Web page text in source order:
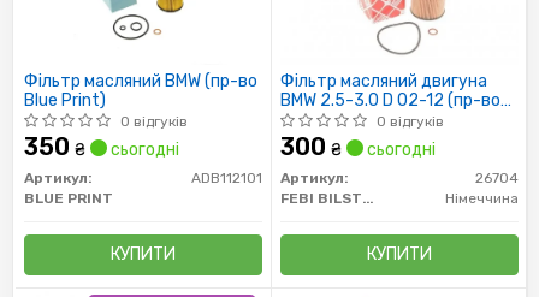
Фільтр масляний BMW (пр-во
Blue Print)
0 відгуків
350 ₴ сьогодні
Артикул:
ADB112101
BLUE PRINT
КУПИТИ
Фільтр масляний двигуна
BMW 2.5-3.0 D 02-12 (пр-во
FEBI)
0 відгуків
300 ₴ сьогодні
Артикул:
26704
FEBI BILSTEIN
Німеччина
КУПИТИ